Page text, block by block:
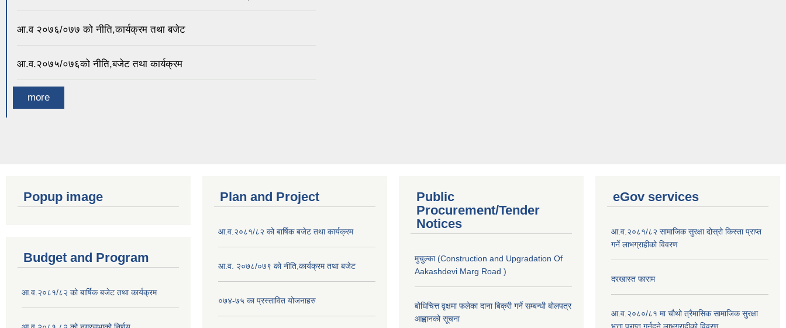
आ.व २०७६/०७७ को नीति,कार्यक्रम तथा बजेट
आ.व.२०७५/०७६को नीति,बजेट तथा कार्यक्रम
more
Popup image
Budget and Program
आ.व.२०८१/८२ को बार्षिक बजेट तथा कार्यक्रम
Plan and Project
आ.व.२०८१/८२ को बार्षिक बजेट तथा कार्यक्रम
आ.व. २०७८/०७९ को नीति,कार्यक्रम तथा बजेट
०७४-७५ का प्रस्तावित योजनाहरु
Public
Procurement/Tender
Notices
मुचुल्का (Construction and Upgradation Of
Aakashdevi Marg Road )
बोधिचित्त वृक्षमा फलेका दाना बिक्री गर्ने सम्बन्धी बोलपत्र
आह्वानको सूचना
eGov services
आ.व.२०८१/८२ सामाजिक सुरक्षा दोस्रो किस्ता प्राप्त
गर्ने लाभग्राहीको विवरण
दरखास्त फाराम
आ.व.२०८०/८१ मा चौथो त्रैमासिक सामाजिक सुरक्षा